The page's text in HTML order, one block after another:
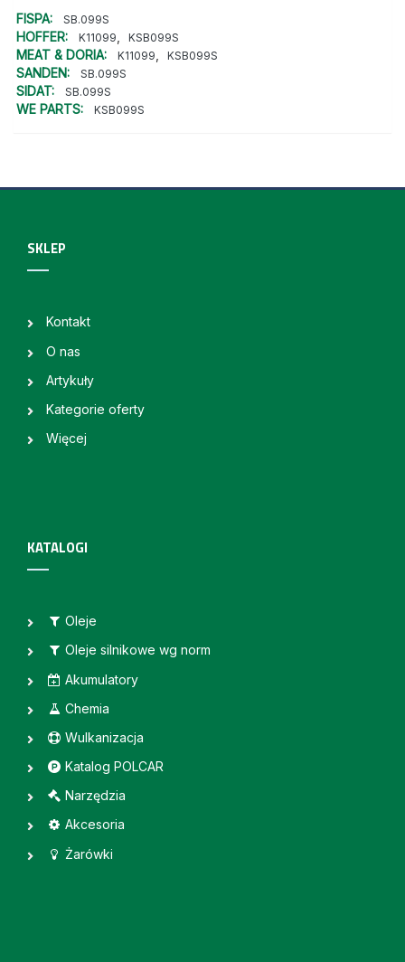
FISPA: SB.099S
HOFFER: K11099 KSB099S
MEAT & DORIA: K11099 KSB099S
SANDEN: SB.099S
SIDAT: SB.099S
WE PARTS: KSB099S
SKLEP
Kontakt
O nas
Artykuły
Kategorie oferty
Więcej
KATALOGI
Oleje
Oleje silnikowe wg norm
Akumulatory
Chemia
Wulkanizacja
Katalog POLCAR
Narzędzia
Akcesoria
Żarówki